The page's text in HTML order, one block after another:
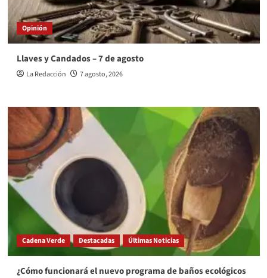
Opinión
Llaves y Candados – 7 de agosto
La Redacción 7 agosto, 2026
Cadena Verde Destacadas Últimas Noticias
¿Cómo funcionará el nuevo programa de baños ecológicos